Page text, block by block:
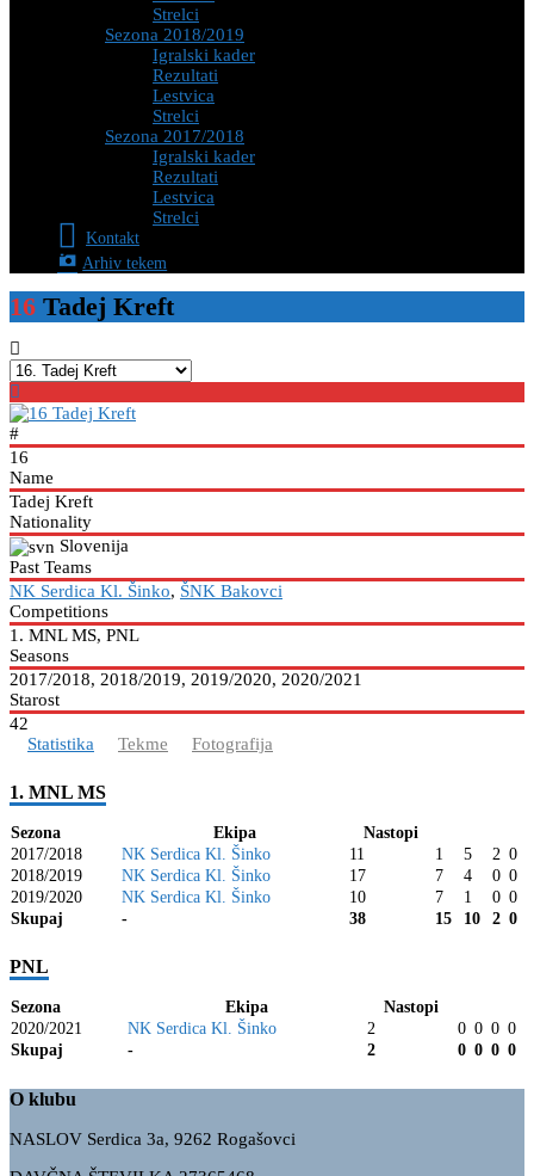
Strelci
Sezona 2018/2019
Igralski kader
Rezultati
Lestvica
Strelci
Sezona 2017/2018
Igralski kader
Rezultati
Lestvica
Strelci
Kontakt
Arhiv tekem
16 Tadej Kreft
#
16
Name
Tadej Kreft
Nationality
Slovenija
Past Teams
NK Serdica Kl. Šinko, ŠNK Bakovci
Competitions
1. MNL MS, PNL
Seasons
2017/2018, 2018/2019, 2019/2020, 2020/2021
Starost
42
Statistika
Tekme Fotografija
1. MNL MS
Sezona Ekipa
Nastopi
2017/2018
NK Serdica Kl. Šinko 11 1 5 2 0
2018/2019
NK Serdica Kl. Šinko 17 7 4 0 0
2019/2020
NK Serdica Kl. Šinko 10 7 1 0 0
Skupaj
- 38 15 10 2 0
PNL
Sezona Ekipa
Nastopi
2020/2021
NK Serdica Kl. Šinko 2 0 0 0 0
Skupaj
- 2 0 0 0 0
O klubu
NASLOV Serdica 3a, 9262 Rogašovci